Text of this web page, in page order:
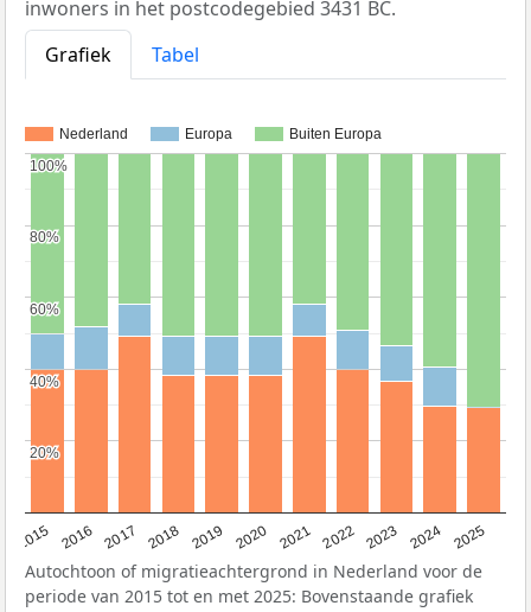
inwoners in het postcodegebied 3431 BC.
Grafiek
Tabel
Nederland Europa Buiten Europa
2015 2016 2017 2018 2019 2020 2021 2022 2023 2024 2025
20%
20%
40%
40%
60%
60%
80%
80%
100%
100%
Autochtoon of migratieachtergrond in Nederland voor de
periode van 2015 tot en met 2025: Bovenstaande grafiek